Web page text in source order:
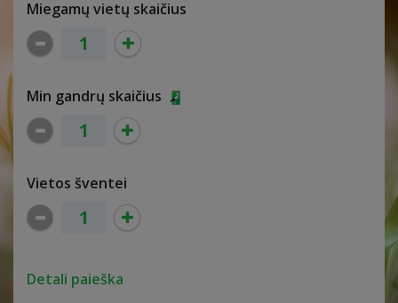
Miegamų vietų skaičius
Min gandrų skaičius
Vietos šventei
Detali paieška